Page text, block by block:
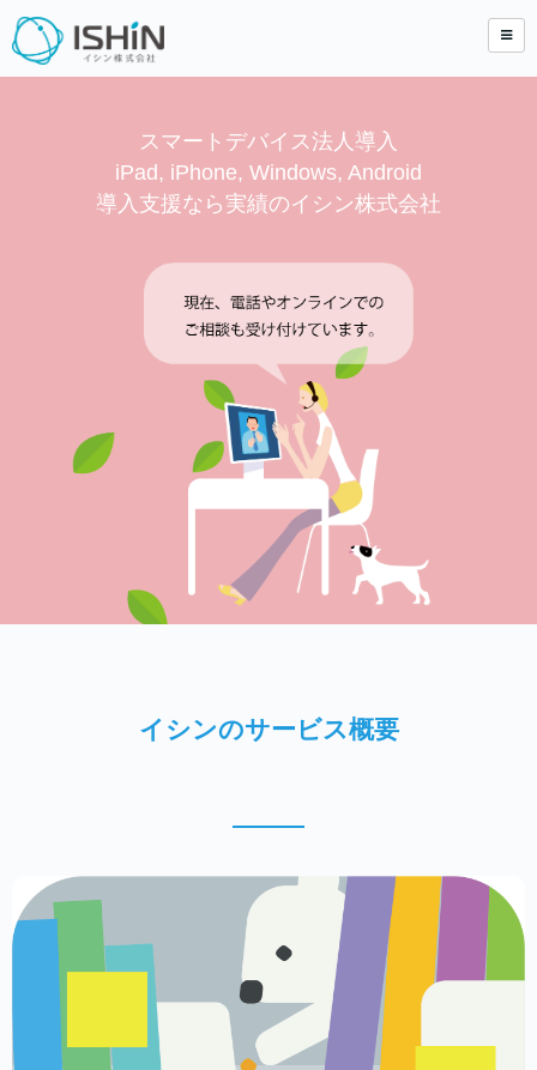
スマートデバイス法人導入
iPad, iPhone, Windows, Android
導入支援なら実績のイシン株式会社
イシンのサービス概要